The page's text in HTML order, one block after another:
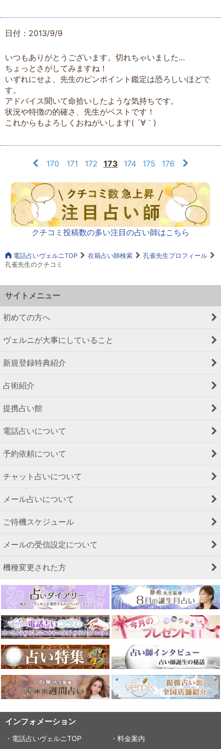
日付：2013/9/9
いつもありがとうございます。切れちゃいました…
ちょっとさがしてみますね！
いずれにせよ、先生のピンポイント鑑定は恐ろしいほどで
す。
アドバイス聞いて命拾いしたような気持ちです。
状況や特徴の的確さ、先生がベストです！
これからもよろしくおねがいします( ´∀｀)
170 171 172 173 174 175 176
クチコミ投稿数の多い注目の占い師はこちら
電話占いヴェルニTOP 在籍占い師検索
孔雀先生プロフィール
孔雀先生のクチコミ
サイトメニュー
初めての方へ
ヴェルニが大事にしていること
新規登録特典紹介
占術紹介
提携占い館
電話占いについて
予約依頼について
チャット占いについて
メール占いについて
ご待機スケジュール
メールの受信設定について
機種変更された方
インフォメーション
・電話占いヴェルニTOP ・料金案内